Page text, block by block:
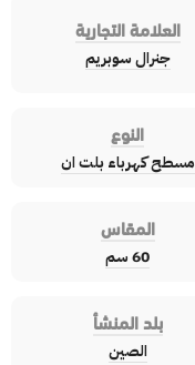
العلامة التجارية
جنرال سوبريم
النوع
مسطح كهرباء بلت ان
المقاس
60 سم
بلد المنشأ
الصين